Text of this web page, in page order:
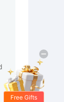
Free Gifts